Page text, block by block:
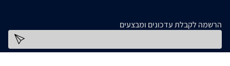
הרשמה לקבלת עדכונים ומבצעים